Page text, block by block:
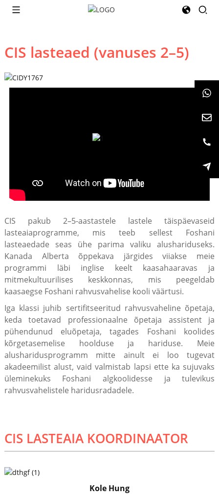
CIS lasteaed (vanuses 2–5)
CIS pakub 2–5-aastastele lastele täispäevaseid
lasteaiaprogramme, mis teeb sellest Foshani
lasteaedade seas ühe parima valiku alushariduseks.
Kanada Alberta õppekava järgides viiakse meie
programmi läbi inglise keelt kaasahaaravas ja
mitmekultuurilises keskkonnas, mis peegeldab
kaasaegse Foshani rahvusvahelise kooli väärtusi.
Iga klassi juhib sertifitseeritud rahvusvaheline õpetaja,
keda toetavad professionaalne õpetaja assistent ja
pühendunud eluõpetaja, tagades Foshani koolides
kõrgetasemelise hoolduse ja hariduse. Meie
alusharidusprogramm mitte ainult ei loo tugevat
akadeemilist alust, vaid valmistab lapsi ette ka sujuvaks
üleminekuks Foshani algkoolidesse ja tulevikus
rahvusvahelistele haridusradadele.
CIS LASTEAIA KOORDINAATOR
Kole Hung